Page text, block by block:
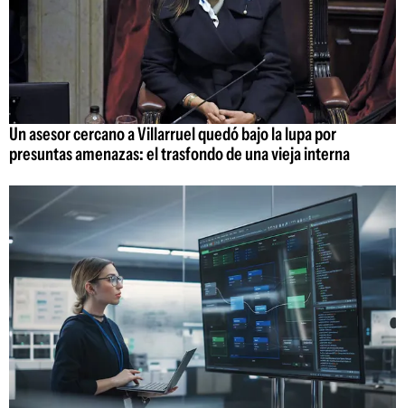
Un asesor cercano a Villarruel quedó bajo la lupa por
presuntas amenazas: el trasfondo de una vieja interna